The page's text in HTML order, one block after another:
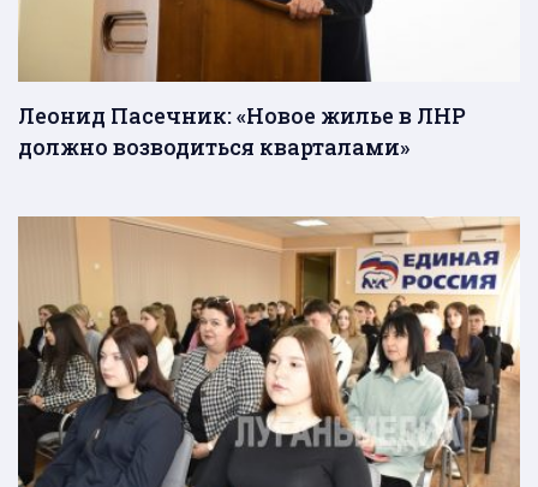
Леонид Пасечник: «Новое жилье в ЛНР
должно возводиться кварталами»